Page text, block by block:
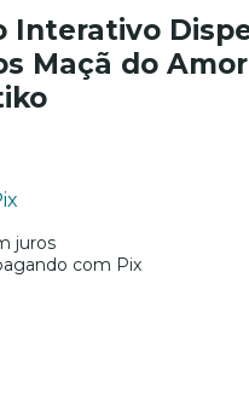
Interativo
Maçã do
juros
com Pix